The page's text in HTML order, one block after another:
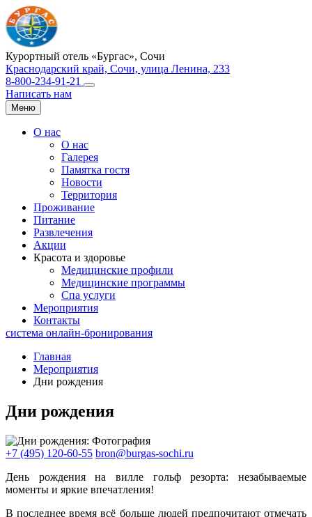
Курортный отель «Бургас», Сочи
Краснодарский край, Сочи, улица Ленина, 233
8-800-234-91-21
Написать нам
Меню
О нас
О нас
Галерея
Памятка гостя
Новости
Территория
Проживание
Питание
Развлечения
Акции
Красота и здоровье
Медицинские профили
Медицинские программы
Спа услуги
Мероприятия
Контакты
система онлайн-бронирования
Главная
Мероприятия
Дни рождения
Дни рождения
+7 (495) 120-60-55 bron@burgas-sochi.ru
День рождения на вилле гольф резорта: незабываемые
моменты и яркие впечатления!
В последнее время всё больше людей предпочитают отмечать